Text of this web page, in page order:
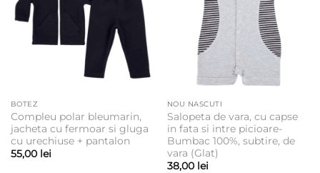
BOTEZ
Compleu polar bleumarin,
jacheta cu fermoar si gluga
cu urechiuse + pantalon
55,00 lei
NOU NASCUTI
Salopeta de vara, cu capse
in fata si intre picioare-
Bumbac 100%, subtire, de
vara (Glat)
38,00 lei